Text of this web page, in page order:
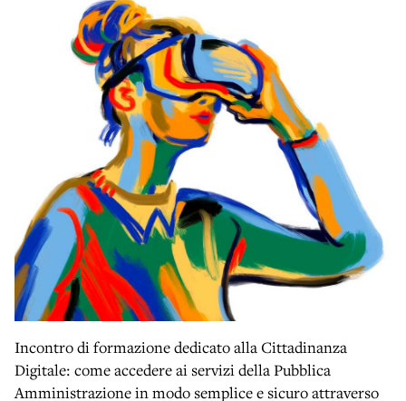
Incontro di formazione dedicato alla Cittadinanza
Digitale: come accedere ai servizi della Pubblica
Amministrazione in modo semplice e sicuro attraverso